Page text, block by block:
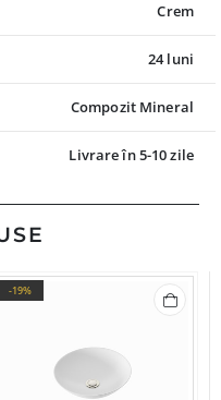
Crem
24 luni
Compozit Mineral
Livrare în 5-10 zile
-19%